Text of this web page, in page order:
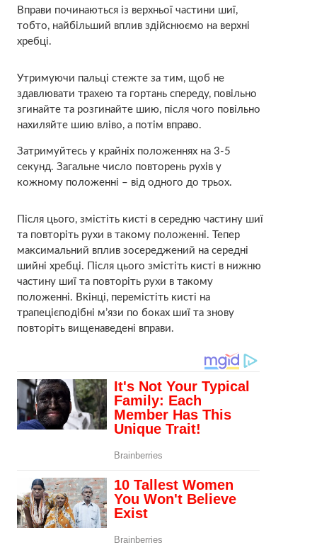
Вправи починаються із верхньої частини шиї,
тобто, найбільший вплив здійснюємо на верхні
хребці.
Утримуючи пальці стежте за тим, щоб не
здавлювати трахею та гортань спереду, повільно
згинайте та розгинайте шию, після чого повільно
нахиляйте шию вліво, а потім вправо.
Затримуйтесь у крайніх положеннях на 3-5
секунд. Загальне число повторень рухів у
кожному положенні – від одного до трьох.
Після цього, змістіть кисті в середню частину шиї
та повторіть рухи в такому положенні. Тепер
максимальний вплив зосереджений на середні
шийні хребці. Після цього змістіть кисті в нижню
частину шиї та повторіть рухи в такому
положенні. Вкінці, перемістіть кисті на
трапецієподібні м’язи по боках шиї та знову
повторіть вищенаведені вправи.